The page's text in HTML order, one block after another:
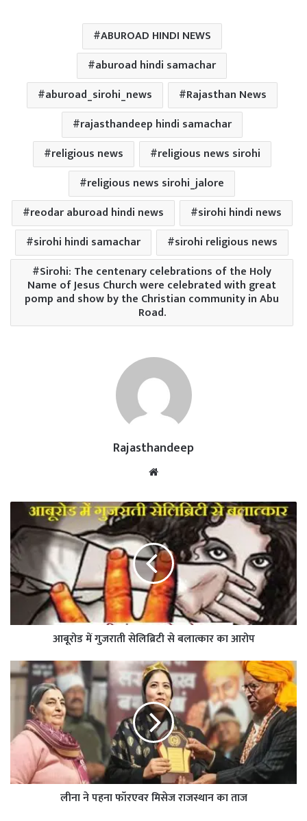
ABUROAD HINDI NEWS
aburoad hindi samachar
aburoad_sirohi_news
Rajasthan News
rajasthandeep hindi samachar
religious news
religious news sirohi
religious news sirohi_jalore
reodar aburoad hindi news
sirohi hindi news
sirohi hindi samachar
sirohi religious news
Sirohi: The centenary celebrations of the Holy
Name of Jesus Church were celebrated with great
pomp and show by the Christian community in Abu
Road.
Rajasthandeep
आबूरोड में गुजराती सेलिब्रिटी से बलात्कार का आरोप
लीना ने पहना फॉरएवर मिसेज राजस्थान का ताज